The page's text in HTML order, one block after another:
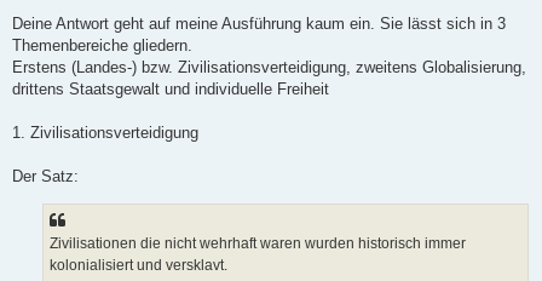
Deine Antwort geht auf meine Ausführung kaum ein. Sie lässt sich in 3
Themenbereiche gliedern.
Erstens (Landes-) bzw. Zivilisationsverteidigung, zweitens Globalisierung,
drittens Staatsgewalt und individuelle Freiheit
1. Zivilisationsverteidigung
Der Satz:
Zivilisationen die nicht wehrhaft waren wurden historisch immer
kolonialisiert und versklavt.